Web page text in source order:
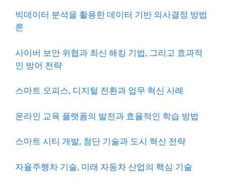
빅데이터 분석을 활용한 데이터 기반 의사결정 방법
론
사이버 보안 위협과 최신 해킹 기법, 그리고 효과적
인 방어 전략
스마트 오피스, 디지털 전환과 업무 혁신 사례
온라인 교육 플랫폼의 발전과 효율적인 학습 방법
스마트 시티 개발, 첨단 기술과 도시 혁신 전략
자율주행차 기술, 미래 자동차 산업의 핵심 기술